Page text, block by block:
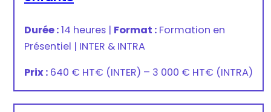
Durée :14 heures | Format : Formation en
Présentiel | INTER & INTRA
Prix : 640 € HT€ (INTER) – 3 000 € HT€ (INTRA)